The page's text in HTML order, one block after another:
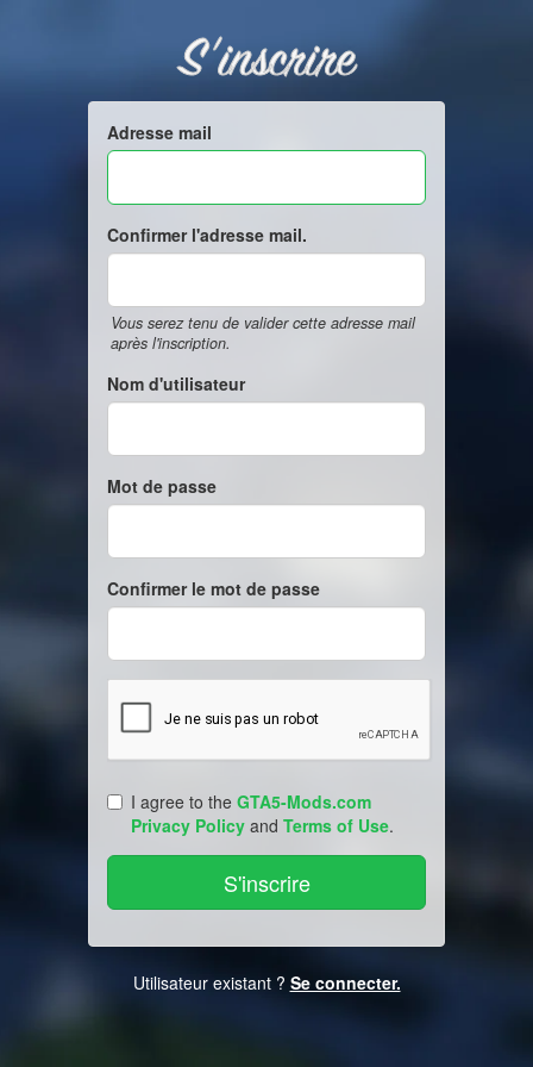
S'inscrire
Adresse mail
Confirmer l'adresse mail.
Vous serez tenu de valider cette adresse mail
après l'inscription.
Nom d'utilisateur
Mot de passe
Confirmer le mot de passe
I agree to the GTA5-Mods.com
Privacy Policy and Terms of Use.
Utilisateur existant ? Se connecter.